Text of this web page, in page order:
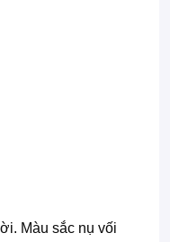
Màu sắc nụ vối